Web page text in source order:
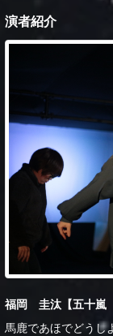
演者紹介
福岡 圭汰【五十嵐
馬鹿であほでどうし